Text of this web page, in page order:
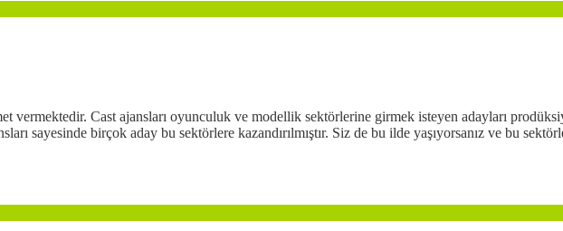
Cast ajansları oyunculuk ve modellik sektörlerine girmek isteyen adayları
sayesinde birçok aday bu sektörlere kazandırılmıştır. Siz de bu ilde yaşıyorsanız ve bu